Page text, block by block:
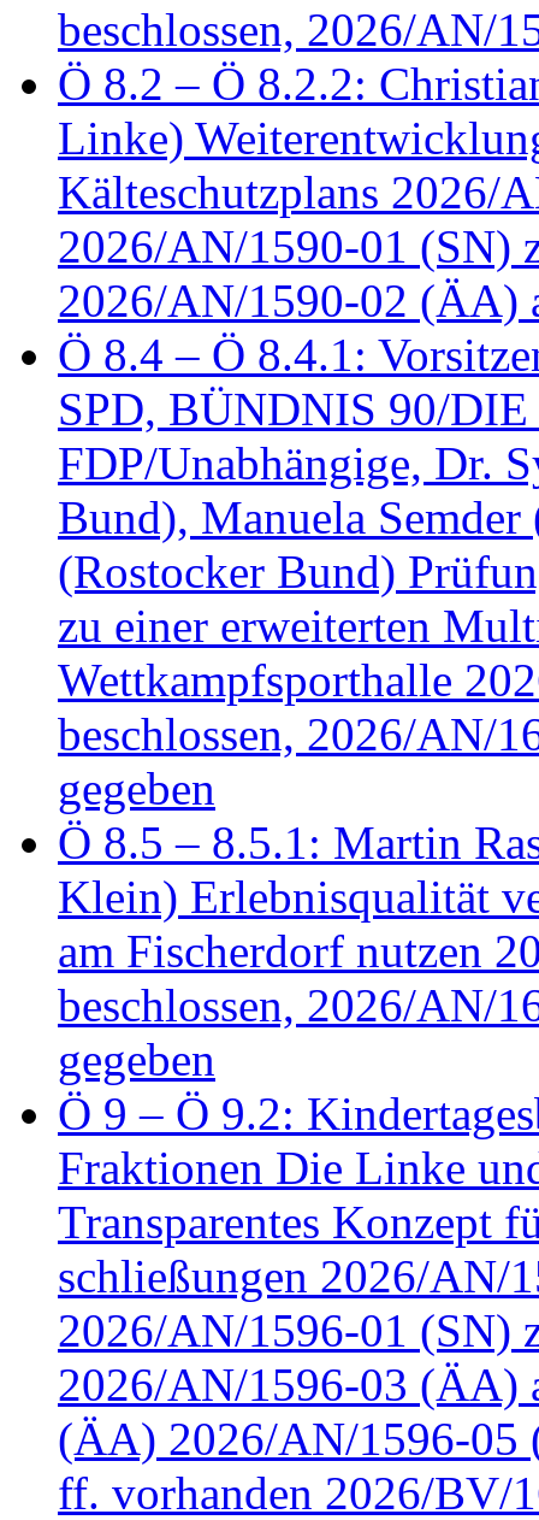
beschlossen, 2026/AN/
Ö 8.2 – Ö 8.2.2:
Linke)
Kälteschutzplans 2026/
2026/AN/1590-01 (SN)
2026/AN/1590-02 (ÄA)
Ö 8.4 – Ö 8.4.1:
SPD, BÜNDNIS 90/
FDP/Unabhängige, Dr.
Bund), Manuela
(Rostocker Bund)
zu einer erweiterten
Wettkampfsporthalle
beschlossen, 2026/AN/
gegeben
Ö 8.5 – 8.5.1: Martin
Klein) Erlebnisqualität
am Fischerdorf nutzen
beschlossen, 2026/AN/
gegeben
Ö 9 – Ö 9.2:
Fraktionen Die Linke
Transparentes Konzept
schließungen 2026/AN/
2026/AN/1596-01 (SN)
2026/AN/1596-03 (ÄA)
(ÄA) 2026/AN/1596-05
ff. vorhanden 2026/BV/